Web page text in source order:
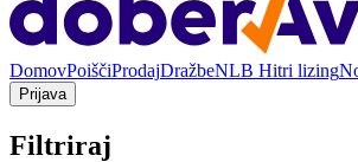
DomovPoiščiProdajDražbeNLB Hitri lizing
Prijava
Filtriraj